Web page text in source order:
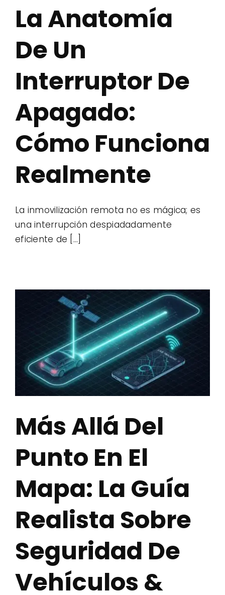
La Anatomía
De Un
Interruptor De
Apagado:
Cómo Funciona
Realmente
La inmovilización remota no es mágica; es
una interrupción despiadadamente
eficiente de [...]
Más Allá Del
Punto En El
Mapa: La Guía
Realista Sobre
Seguridad De
Vehículos &